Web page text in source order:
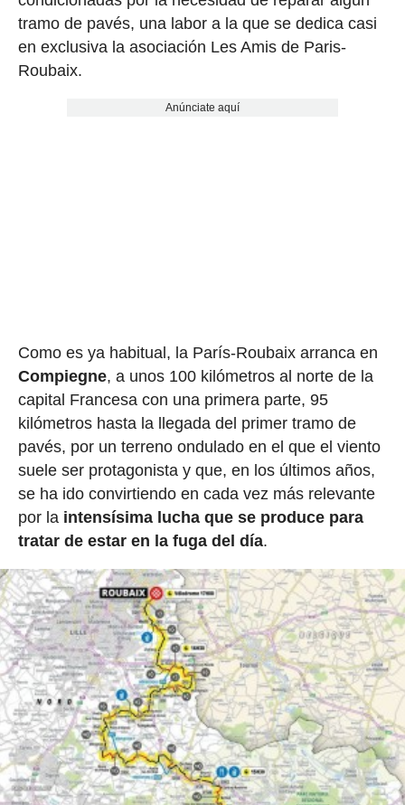
tramo de pavés, una labor a la que se dedica casi
en exclusiva la asociación Les Amis de Paris-
Roubaix.
Anúnciate aquí
Como es ya habitual, la París-Roubaix arranca en
Compiegne, a unos 100 kilómetros al norte de la
capital Francesa con una primera parte, 95
kilómetros hasta la llegada del primer tramo de
pavés, por un terreno ondulado en el que el viento
suele ser protagonista y que, en los últimos años,
se ha ido convirtiendo en cada vez más relevante
por laintensísima lucha que se produce para
tratar de estar en la fuga del día.